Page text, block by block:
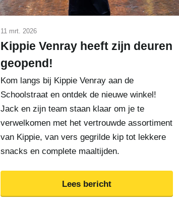
11 mrt. 2026
Kippie Venray heeft zijn deuren
geopend!
Kom langs bij Kippie Venray aan de
Schoolstraat en ontdek de nieuwe winkel!
Jack en zijn team staan klaar om je te
verwelkomen met het vertrouwde assortiment
van Kippie, van vers gegrilde kip tot lekkere
snacks en complete maaltijden.
Lees bericht